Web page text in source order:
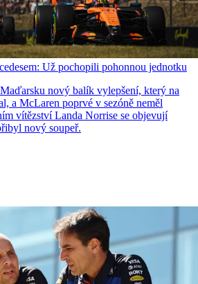
Už pochopili pohonnou jednotku
nový balík vylepšení, který na
a McLaren poprvé v sezóně neměl
vítězství Landa Norrise se objevují
nový soupeř.